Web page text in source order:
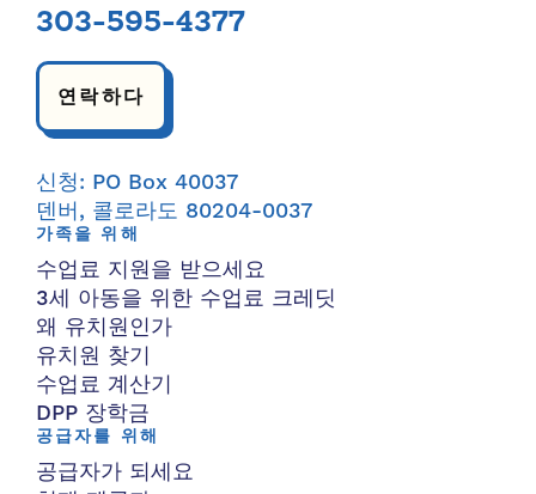
303-595-4377
연락하다
신청: PO Box 40037
덴버, 콜로라도 80204-0037
가족을 위해
수업료 지원을 받으세요
3세 아동을 위한 수업료 크레딧
왜 유치원인가
유치원 찾기
수업료 계산기
DPP 장학금
공급자를 위해
공급자가 되세요